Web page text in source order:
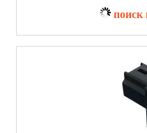
поиск